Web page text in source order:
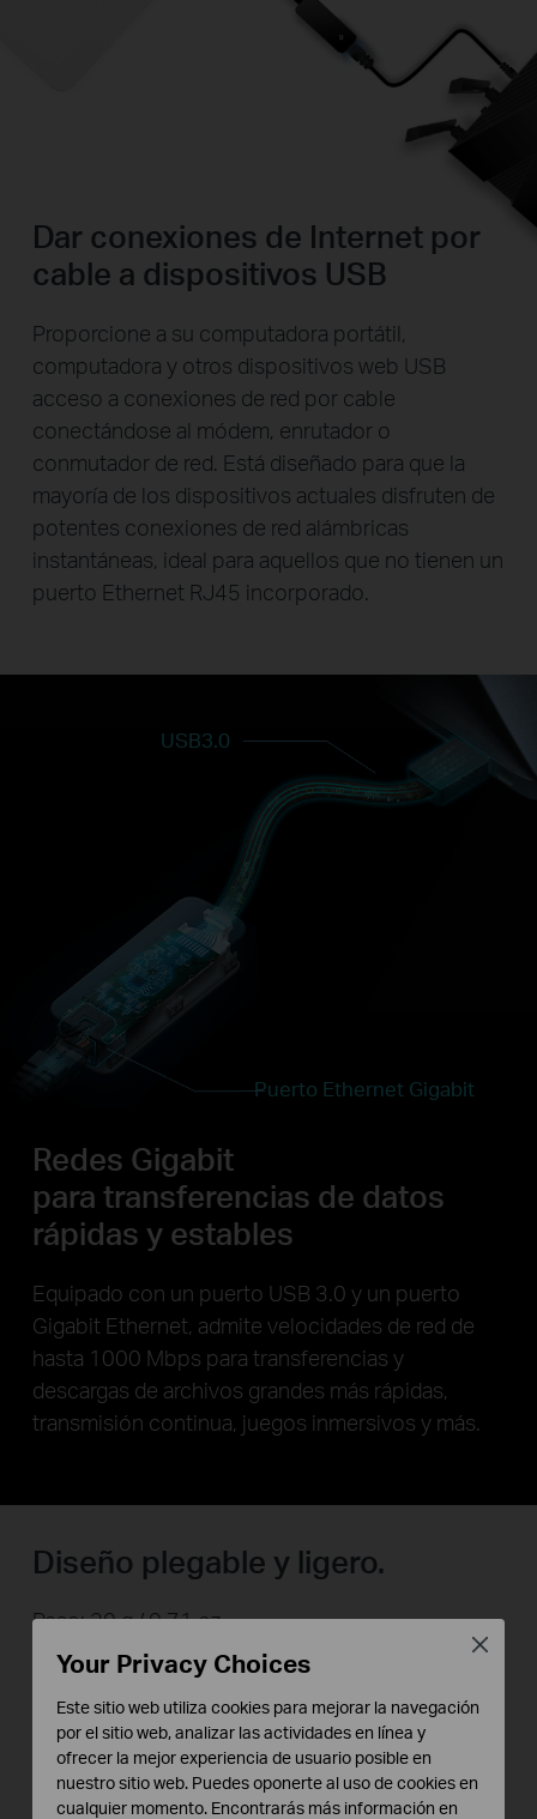
Dar conexiones de Internet por
cable a dispositivos USB
Proporcione a su computadora portátil,
computadora y otros dispositivos web USB
acceso a conexiones de red por cable
conectándose al módem, enrutador o
conmutador de red. Está diseñado para que la
mayoría de los dispositivos actuales disfruten de
potentes conexiones de red alámbricas
instantáneas, ideal para aquellos que no tienen un
puerto Ethernet RJ45 incorporado.
Redes Gigabit
para transferencias de datos
rápidas y estables
Equipado con un puerto USB 3.0 y un puerto
Gigabit Ethernet, admite velocidades de red de
hasta 1000 Mbps para transferencias y
descargas de archivos grandes más rápidas,
transmisión continua, juegos inmersivos y más.
USB3.0
Puerto Ethernet Gigabit
Diseño plegable y ligero.
Peso: 20 g / 0,71 oz
Tamaño: 2,8 x 1,0 x 0,6 pulg. (71 x 26 x 16,2 mm)
0,6 pulgadas
Your Privacy Choices
Este sitio web utiliza cookies para mejorar la navegación
por el sitio web, analizar las actividades en línea y
ofrecer la mejor experiencia de usuario posible en
nuestro sitio web. Puedes oponerte al uso de cookies en
cualquier momento. Encontrarás más información en
Close